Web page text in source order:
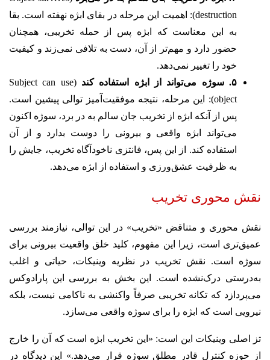
destruction): اهمیت این مرحله در بقای ابژه نهفته است. بقا
به این معناست که ابژه پس از حمله تخریبی، همچنان
حضور دارد و مهم‌تر از آن، دست به تلافی نمی‌زند و کیفیت
خود را تغییر نمی‌دهد.
۵. سوژه می‌تواند از ابژه استفاده کند
(Subject can use
object): این مرحله، نتیجه موفقیت‌آمیز توالی پیشین است.
پس از آنکه ابژه از تخریب جان سالم به در برد، سوژه اکنون
می‌تواند ابژه واقعی و بیرونی را دوست بدارد و از آن
استفاده کند. از این پس، فانتزی ناخودآگاه تخریب، جایش را
به ظرفیت عشق‌ورزی و استفاده از ابژه می‌دهد.
نقش محوری تخریب
نقش محوری و متناقض «تخریب» در این توالی، نیازمند بررسی
عمیق‌تری است، زیرا این مفهوم، کلید خلق واقعیت بیرونی برای
سوژه است. نقش تخریب در نظریه وینیکات، حیاتی و اغلب
به‌درستی درک‌نشده است. این بخش به بررسی این پارادوکس
می‌پردازد که تکانه تخریبی صرفاً واکنشی به ناکامی نیست، بلکه
نیرویی است که ابژه را برای سوژه واقعی می‌سازد.
تز اصلی وینیکات این است: «این تخریب ابژه است که آن را خارج
از حوزه کنترل قادر مطلق سوژه قرار می‌دهد.» این دیدگاه در